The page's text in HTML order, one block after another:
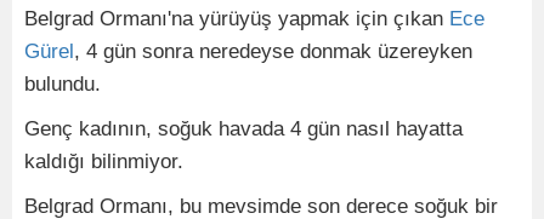
Belgrad Ormanı'na yürüyüş yapmak için çıkan Ece
Gürel, 4 gün sonra neredeyse donmak üzereyken
bulundu.
Genç kadının, soğuk havada 4 gün nasıl hayatta
kaldığı bilinmiyor.
Belgrad Ormanı, bu mevsimde son derece soğuk bir